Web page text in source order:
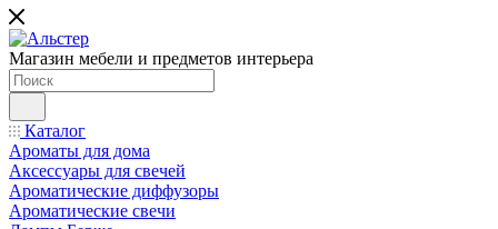
Магазин мебели и предметов интерьера
Каталог
Ароматы для дома
Аксессуары для свечей
Ароматические диффузоры
Ароматические свечи